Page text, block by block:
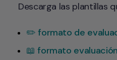
Descarga las plantillas
✏️ formato de
📖 formato